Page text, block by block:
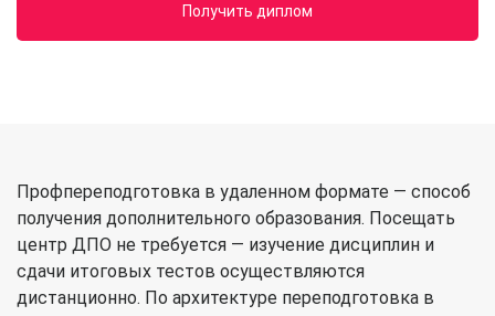
Получить диплом
Профпереподготовка в удаленном формате — способ
получения дополнительного образования. Посещать
центр ДПО не требуется — изучение дисциплин и
сдачи итоговых тестов осуществляются
дистанционно. По архитектуре переподготовка в